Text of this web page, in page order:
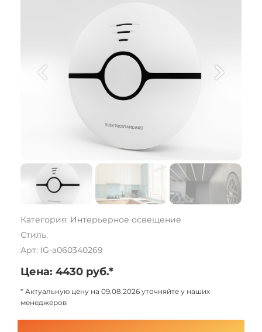
Категория: Интерьерное освещение
Стиль:
Арт: IG-a060340269
Цена: 4430 руб.*
* Актуальную цену на 09.08.2026 уточняйте у наших
менеджеров